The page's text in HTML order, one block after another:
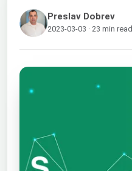
Preslav Dobrev
2023-03-03 · 23 min read